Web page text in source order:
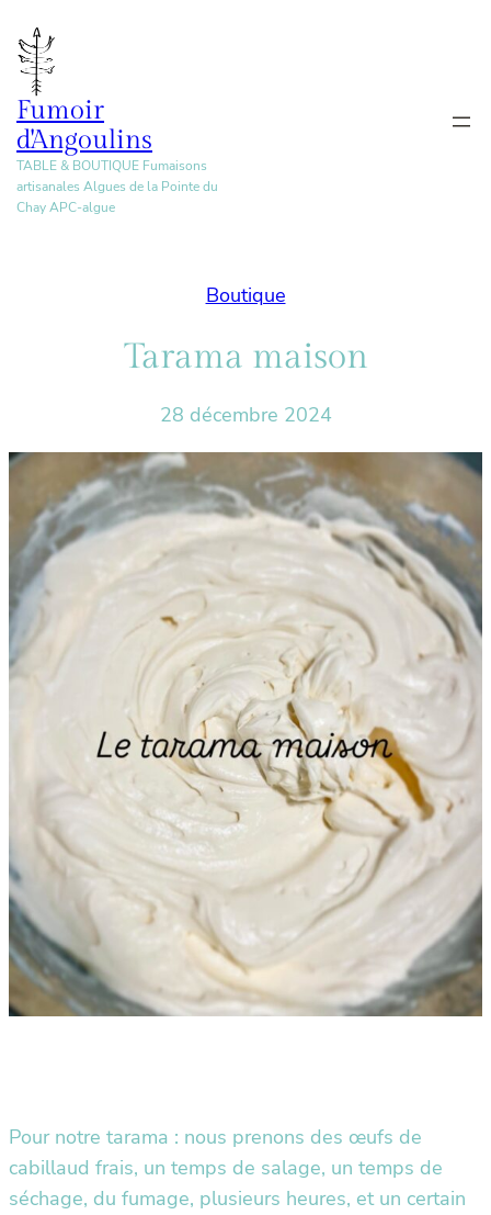
Aller
au
contenu
Fumoir
d'Angoulins
TABLE & BOUTIQUE Fumaisons
artisanales Algues de la Pointe du
Chay APC-algue
Boutique
Tarama maison
28 décembre 2024
Pour notre tarama : nous prenons des œufs de
cabillaud frais, un temps de salage, un temps de
séchage, du fumage, plusieurs heures, et un certain